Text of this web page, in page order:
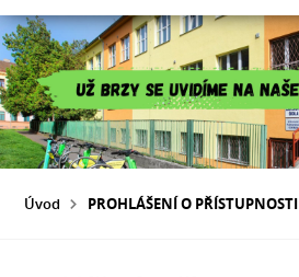
Úvod PROHLÁŠENÍ O PŘÍSTUPNOSTI